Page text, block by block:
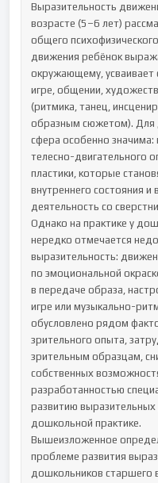
Выразительность
возрасте (5–6 лет)
общего
движения ребёнок
окружающему, усваивает
игре, общении,
(ритмика, танец,
образным сюжетом). Для
сфера особенно значима:
телесно-двигательного
пластики, которые
внутреннего состояния
деятельность со
Однако на практике у
нередко отмечается
выразительность:
по эмоциональной
в передаче образа,
игре или музыкально-
обусловлено рядом
зрительного опыта,
зрительным образцам,
собственных
разработанностью
развитию
дошкольной практике.
Вышеизложенное
проблеме развития
дошкольников старшего